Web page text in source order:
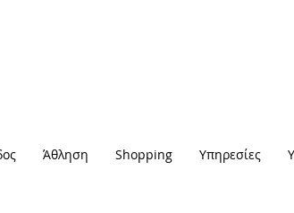
Άθληση Shopping Υπηρεσίες